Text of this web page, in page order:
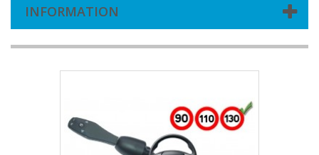
INFORMATION